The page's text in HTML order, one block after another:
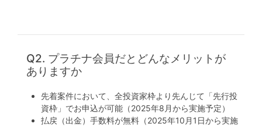
Q2. プラチナ会員だとどんなメリットが
ありますか
先着案件において、全投資家枠より先んじて「先行投
資枠」でお申込が可能（2025年8月から実施予定）
払戻（出金）手数料が無料（2025年10月1日から実施